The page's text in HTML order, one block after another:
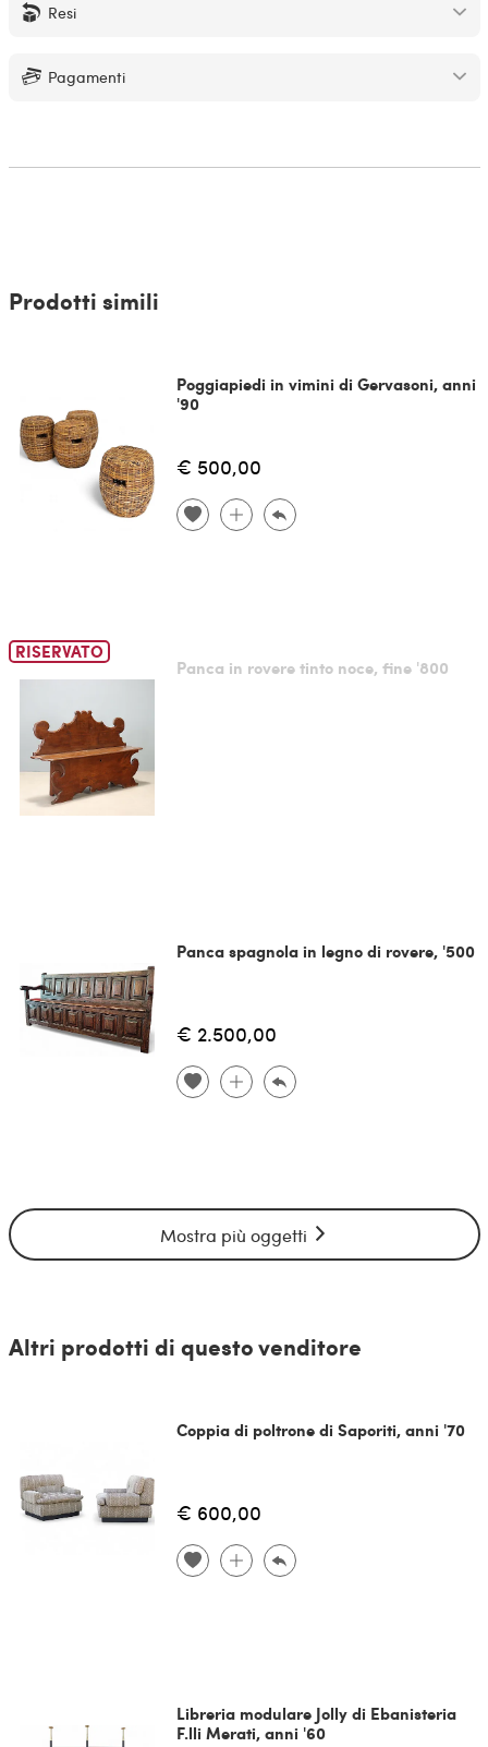
Resi
Pagamenti
Prodotti simili
Poggiapiedi in vimini di Gervasoni, anni
'90
€ 500,00
RISERVATO
Panca in rovere tinto noce, fine '800
Panca spagnola in legno di rovere, '500
€ 2.500,00
Mostra più oggetti
Altri prodotti di questo venditore
Coppia di poltrone di Saporiti, anni '70
€ 600,00
Libreria modulare Jolly di Ebanisteria
F.lli Merati, anni '60